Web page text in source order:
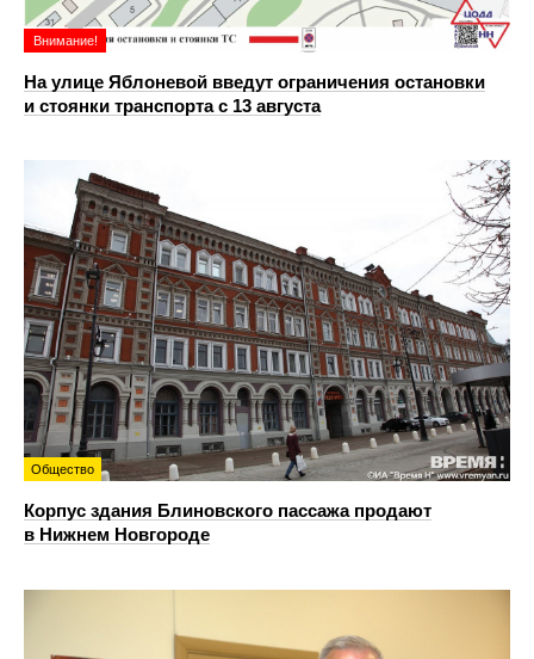
Внимание!
На улице Яблоневой введут ограничения остановки
и стоянки транспорта с 13 августа
Общество
Корпус здания Блиновского пассажа продают
в Нижнем Новгороде